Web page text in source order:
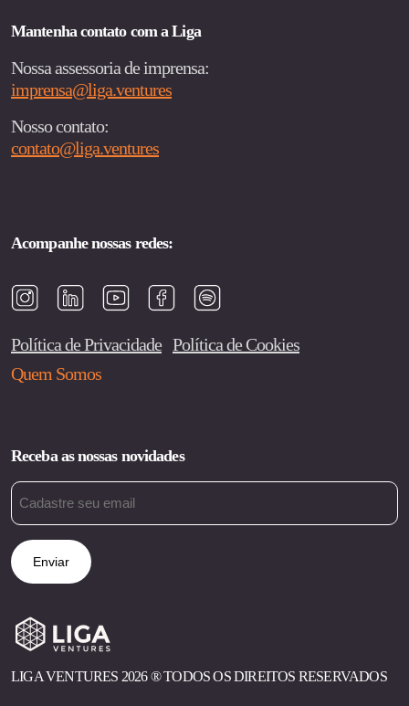
Mantenha contato com a Liga
Nossa assessoria de imprensa:
imprensa@liga.ventures
Nosso contato:
contato@liga.ventures
Acompanhe nossas redes:
Política de Privacidade Política de Cookies
Quem Somos
Receba as nossas novidades
Email
LIGA VENTURES 2026 ®︎ TODOS OS DIREITOS RESERVADOS